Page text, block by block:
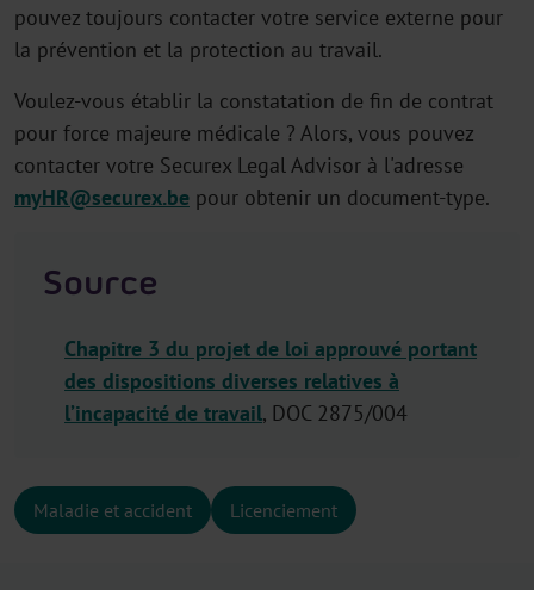
pouvez toujours contacter votre service externe pour
la prévention et la protection au travail.
Voulez-vous établir la constatation de fin de contrat
pour force majeure médicale ? Alors, vous pouvez
contacter votre Securex Legal Advisor à l'adresse
myHR@securex.be pour obtenir un document-type.
Source
Chapitre 3 du projet de loi approuvé portant
des dispositions diverses relatives à
l’incapacité de travail, DOC 2875/004
Maladie et accident Licenciement